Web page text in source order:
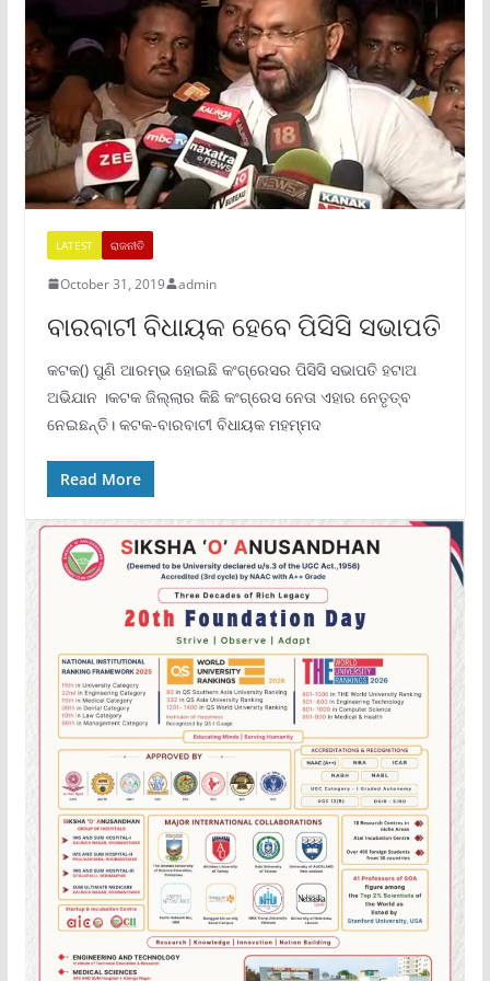
LATEST ରାଜନୀତି
October 31, 2019 admin
ବାରବାଟୀ ବିଧାୟକ ହେବେ ପିସିସି ସଭାପତି
କଟକ() ପୁଣି ଆରମ୍ଭ ହୋଇଛି କଂଗ୍ରେସର ପିସିସି ସଭାପତି ହଟାଅ
ଅଭିଯାନ ।କଟକ ଜିଲ୍ଲାର କିଛି କଂଗ୍ରେସ ନେତା ଏହାର ନେତୃତ୍ବ
ନେଇଛନ୍ତି। କଟକ-ବାରବାଟୀ ବିଧାୟକ ମହମ୍ମଦ
Read More